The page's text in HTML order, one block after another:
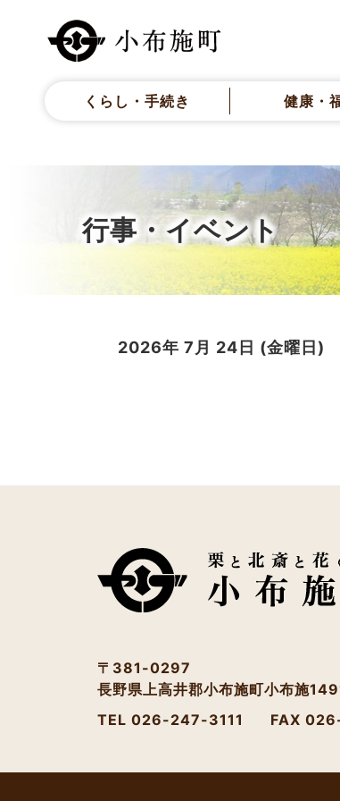
くらし・手続き 健康・
行事・イベント
2026年 7月 24日 (金曜日)
〒381-0297
長野県上高井郡小布施町小布施
TEL 026-247-3111
FAX